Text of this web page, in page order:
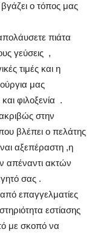
ο τόπος μας
πιάτα
γεύσεις ,
τιμές και η
μας
φιλοξενία .
στην
βλέπει ο πελάτης
αξεπέραστη ,η
απέναντι ακτών
σας .
επαγγελματίες
εστίασης
με σκοπό να